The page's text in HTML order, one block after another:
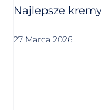
Najlepsze
27 Marca 2026